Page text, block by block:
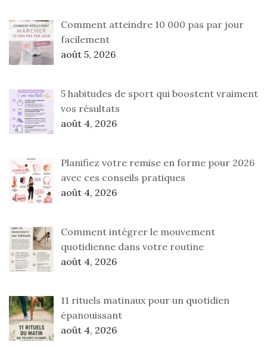
Comment atteindre 10 000 pas par jour
facilement
août 5, 2026
5 habitudes de sport qui boostent vraiment
vos résultats
août 4, 2026
Planifiez votre remise en forme pour 2026
avec ces conseils pratiques
août 4, 2026
Comment intégrer le mouvement
quotidienne dans votre routine
août 4, 2026
11 rituels matinaux pour un quotidien
épanouissant
août 4, 2026